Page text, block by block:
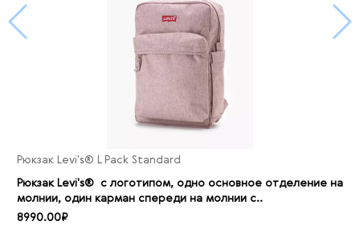
Рюкзак Levi's® L Pack Standard
Рюкзак Levi's® с логотипом, одно основное отделение на
молнии, один карман спереди на молнии с..
8990.00₽